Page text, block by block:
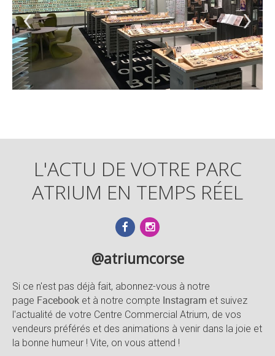
‹ ›
L'ACTU DE VOTRE PARC
ATRIUM EN TEMPS RÉEL
@atriumcorse
Si ce n'est pas déjà fait, abonnez-vous à notre
page Facebook et à notre compte Instagram et suivez
l'actualité de votre Centre Commercial Atrium, de vos
vendeurs préférés et des animations à venir dans la joie et
la bonne humeur ! Vite, on vous attend !